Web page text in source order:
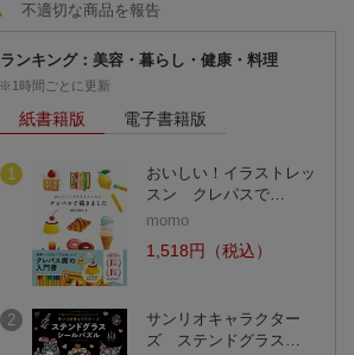
不適切な商品を報告
ランキング：美容・暮らし・健康・料理
※1時間ごとに更新
紙書籍版 電子書籍版
1
おいしい！イラストレッ
スン クレパスで…
momo
1,518円（税込）
2
サンリオキャラクター
ズ ステンドグラス…